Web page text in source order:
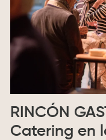
RINCÓN
Catering en